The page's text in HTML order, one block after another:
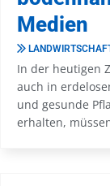
Medien
In der heutigen
auch in
und gesunde
erhalten,